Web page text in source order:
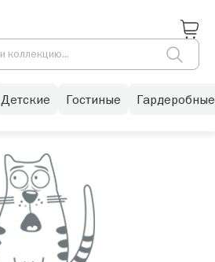
Детские Гостиные Гардеробные